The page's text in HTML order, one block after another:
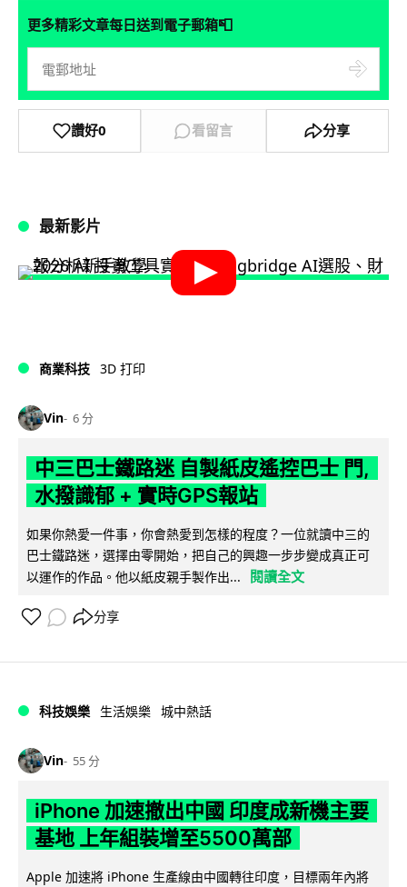
更多精彩文章每日送到電子郵箱📮
讚好0 看留言 分享
最新影片
商業科技 3D 打印
Vin 6 分
中三巴士鐵路迷 自製紙皮遙控巴士 門,
水撥識郁 + 實時GPS報站
如果你熱愛一件事，你會熱愛到怎樣的程度？一位就讀中三的
巴士鐵路迷，選擇由零開始，把自己的興趣一步步變成真正可
以運作的作品。他以紙皮親手製作出...
閱讀全文
分享
科技娛樂 生活娛樂 城中熱話
Vin 55 分
iPhone 加速撤出中國 印度成新機主要
基地 上年組裝增至5500萬部
Apple 加速將 iPhone 生產線由中國轉往印度，目標兩年內將